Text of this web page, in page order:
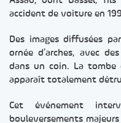
accident de voiture en
Des images diffusées
ornée d’arches, avec
dans un coin. La tombe
apparaît totalement
Cet événement
bouleversements